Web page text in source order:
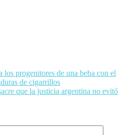
los progenitores de una beba con el
de cigarrillos
que la justicia argentina no evitó